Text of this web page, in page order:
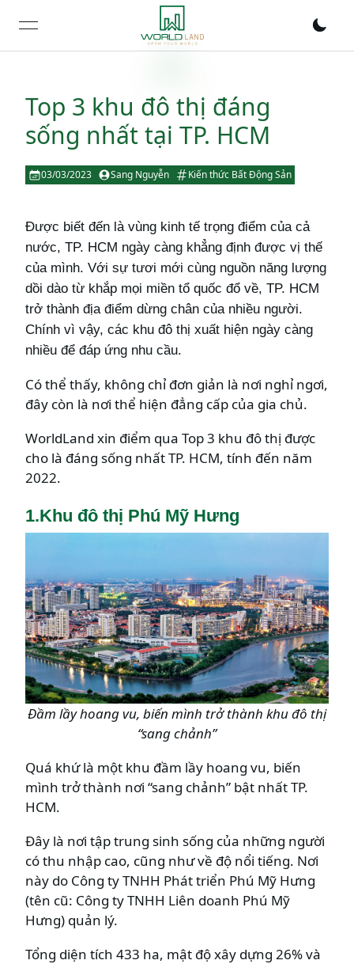
open navigation menu
Top 3 khu đô thị đáng
sống nhất tại TP. HCM
03/03/2023 Sang Nguyễn Kiến thức Bất Động Sản
Được biết đến là vùng kinh tế trọng điểm của cả
nước, TP. HCM ngày càng khẳng định được vị thế
của mình. Với sự tươi mới cùng nguồn năng lượng
dồi dào từ khắp mọi miền tổ quốc đổ về, TP. HCM
trở thành địa điểm dừng chân của nhiều người.
Chính vì vậy, các khu đô thị xuất hiện ngày càng
nhiều để đáp ứng nhu cầu.
Có thể thấy, không chỉ đơn giản là nơi nghỉ ngơi,
đây còn là nơi thể hiện đẳng cấp của gia chủ.
WorldLand xin điểm qua Top 3 khu đô thị được
cho là đáng sống nhất TP. HCM, tính đến năm
2022.
1.Khu đô thị Phú Mỹ Hưng
Đầm lầy hoang vu, biến mình trở thành khu đô thị
“sang chảnh”
Quá khứ là một khu đầm lầy hoang vu, biến
mình trở thành nơi “sang chảnh” bật nhất TP.
HCM.
Đây là nơi tập trung sinh sống của những người
có thu nhập cao, cũng như về độ nổi tiếng. Nơi
này do Công ty TNHH Phát triển Phú Mỹ Hưng
(tên cũ: Công ty TNHH Liên doanh Phú Mỹ
Hưng) quản lý.
Tổng diện tích 433 ha, mật độ xây dựng 26% và